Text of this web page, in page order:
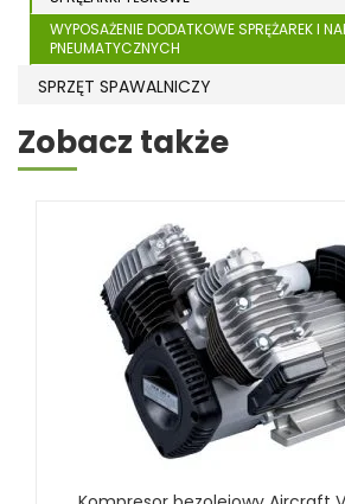
WYPOSAŻENIE DODATKOWE SPRĘŻAREK I
PNEUMATYCZNYCH
SPRZĘT SPAWALNICZY
RÓŻNE OKAZJE
KOSZT DOSTAWY
Zobacz także